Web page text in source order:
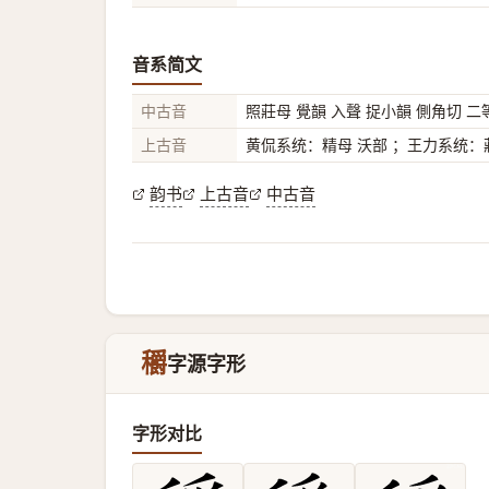
音系简文
中古音
照莊母 覺韻 入聲 捉小韻 側角切 二
上古音
黄侃系统：精母 沃部 ；王力系统：
韵书 上古音 中古音
穱字源字形
字形对比